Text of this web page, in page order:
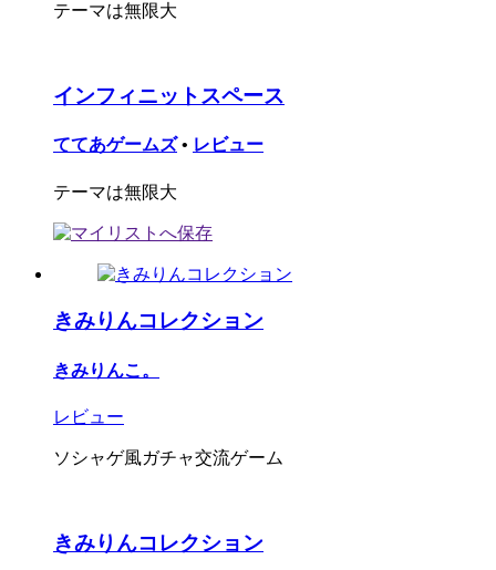
テーマは無限大
インフィニットスペース
ててあゲームズ • レビュー
テーマは無限大
きみりんコレクション
きみりんこ。
レビュー
ソシャゲ風ガチャ交流ゲーム
きみりんコレクション